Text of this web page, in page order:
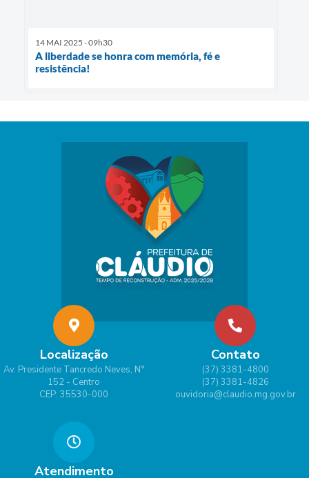
14 MAI 2025 - 09h30
A liberdade se honra com memória, fé e
resistência!
Localização
Av. Presidente Tancredo Neves, N°
152 - Centro
CEP: 35530-000
Contato
(37) 3381-4800
(37) 3381-4826
ouvidoria@claudio.mg.gov.br
Atendimento